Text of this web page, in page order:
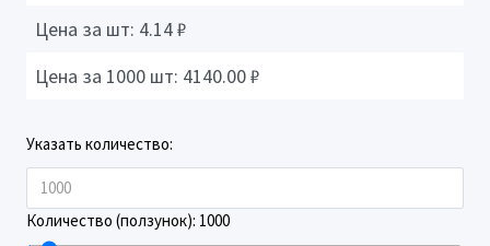
Цена за шт: 4.14₽
Цена за 1000 шт: 4140.00₽
Указать количество:
Количество (ползунок): 1000